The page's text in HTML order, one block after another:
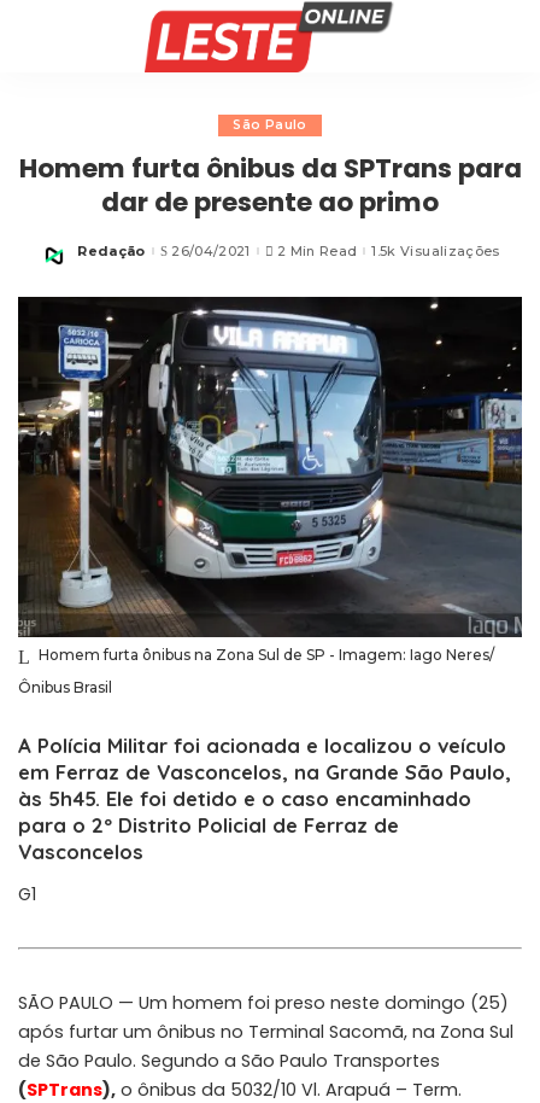
São Paulo
Homem furta ônibus da SPTrans para
dar de presente ao primo
Posted
Redação 26/04/2021 2 Min Read 1.5k Visualizações
Homem furta ônibus na Zona Sul de SP - Imagem: Iago Neres/
Ônibus Brasil
A Polícia Militar foi acionada e localizou o veículo
em Ferraz de Vasconcelos, na Grande São Paulo,
às 5h45. Ele foi detido e o caso encaminhado
para o 2º Distrito Policial de Ferraz de
Vasconcelos
G1
SÃO PAULO — Um homem foi preso neste domingo (25)
após furtar um ônibus no Terminal Sacomã, na Zona Sul
de São Paulo. Segundo a São Paulo Transportes
(SPTrans), o ônibus da 5032/10 Vl. Arapuá – Term.